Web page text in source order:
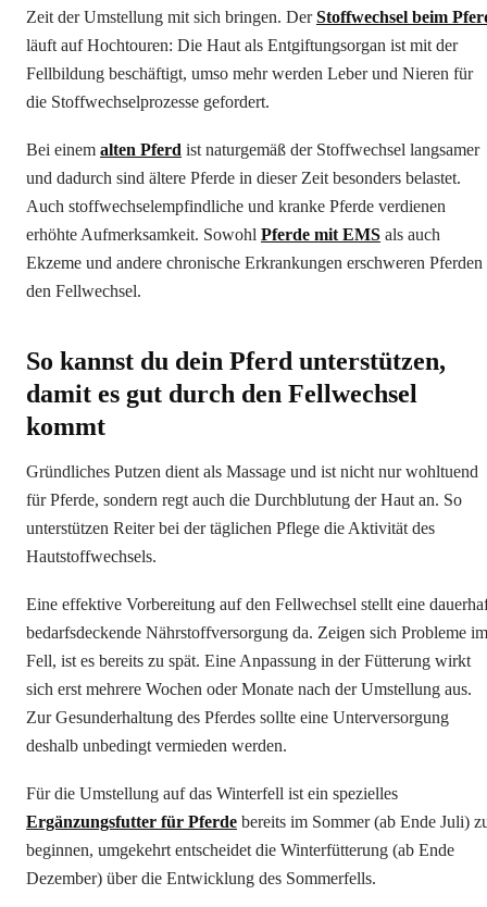
Zeit der Umstellung mit sich bringen. DerStoffwechsel beim
läuft auf Hochtouren: Die Haut als Entgiftungsorgan ist mit der
Fellbildung beschäftigt, umso mehr werden Leber und Nieren für
die Stoffwechselprozesse gefordert.
Bei einem alten Pferd ist naturgemäß der Stoffwechsel langsamer
und dadurch sind ältere Pferde in dieser Zeit besonders belastet.
Auch stoffwechselempfindliche und kranke Pferde verdienen
erhöhte Aufmerksamkeit. Sowohl Pferde mit EMS als auch
Ekzeme und andere chronische Erkrankungen erschweren Pferden
den Fellwechsel.
So kannst du dein Pferd unterstützen,
damit es gut durch den Fellwechsel
kommt
Gründliches Putzen dient als Massage und ist nicht nur wohltuend
für Pferde, sondern regt auch die Durchblutung der Haut an. So
unterstützen Reiter bei der täglichen Pflege die Aktivität des
Hautstoffwechsels.
Eine effektive Vorbereitung auf den Fellwechsel stellt eine
bedarfsdeckende Nährstoffversorgung da. Zeigen sich Probleme im
Fell, ist es bereits zu spät. Eine Anpassung in der Fütterung wirkt
sich erst mehrere Wochen oder Monate nach der Umstellung aus.
Zur Gesunderhaltung des Pferdes sollte eine Unterversorgung
deshalb unbedingt vermieden werden.
Für die Umstellung auf das Winterfell ist ein spezielles
Ergänzungsfutter für Pferde bereits im Sommer (ab Ende Juli)
beginnen, umgekehrt entscheidet die Winterfütterung (ab Ende
Dezember) über die Entwicklung des Sommerfells.